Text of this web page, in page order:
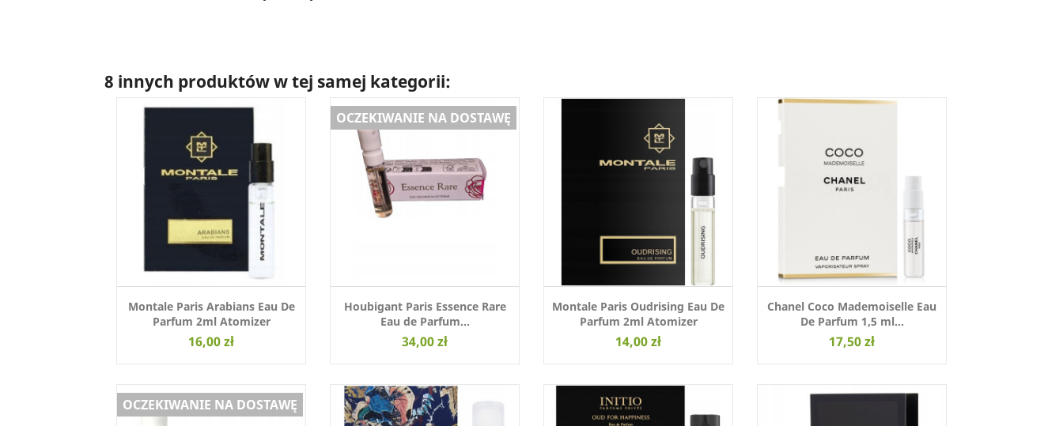
8 innych produktów w tej samej kategorii:
Montale Paris Arabians Eau De
Parfum 2ml Atomizer
16,00 zł
Houbigant Paris Essence Rare
Eau de Parfum...
34,00 zł
OCZEKIWANIE NA DOSTAWĘ
Montale Paris Oudrising Eau De
Parfum 2ml Atomizer
14,00 zł
Chanel Coco Mademoiselle Eau
De Parfum 1,5 ml...
17,50 zł
OCZEKIWANIE NA DOSTAWĘ